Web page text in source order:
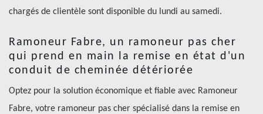
chargés de clientèle sont disponible du lundi au samedi.
Ramoneur Fabre, un ramoneur pas cher
qui prend en main la remise en état d'un
conduit de cheminée détériorée
Optez pour la solution économique et fiable avec Ramoneur
Fabre, votre ramoneur pas cher spécialisé dans la remise en